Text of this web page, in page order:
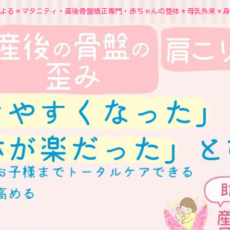
る＊マタニティ・産後骨盤矯正専門・赤ちゃんの整体＊母乳外来＊